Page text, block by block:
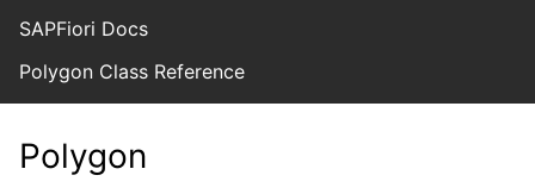
SAPFiori Docs
Polygon Class Reference
Polygon